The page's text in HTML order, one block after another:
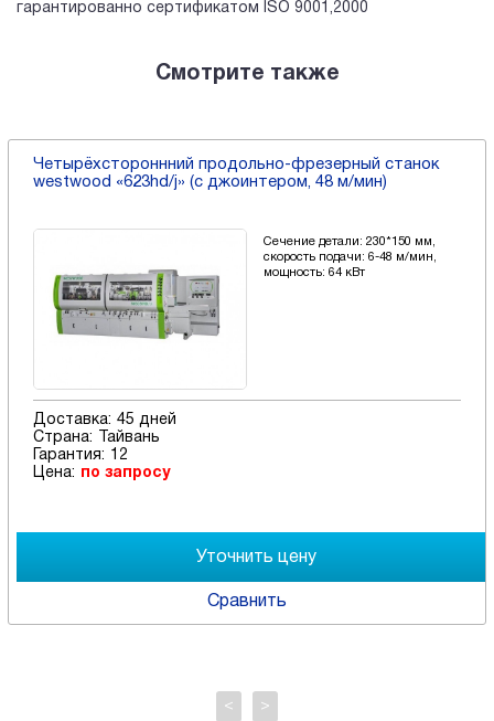
гарантированно сертификатом ISO 9001,2000
Смотрите также
Четырёхстороннний продольно-фрезерный станок
westwood «623hd/j» (с джоинтером, 48 м/мин)
Сечение детали: 230*150 мм,
скорость подачи: 6-48 м/мин,
мощность: 64 кВт
Доставка: 45 дней
Страна:
Тайвань
Гарантия:
12
Цена:
по запросу
Сравнить
< >